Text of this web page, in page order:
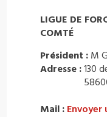
LIGUE DE
COMTÉ
Président : M
Adresse :130
Mail : Envoyer